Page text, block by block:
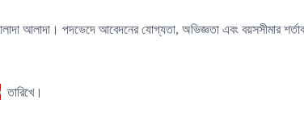
আলাদা। পদভেদে আবেদনের যোগ্যতা, অভিজ্ঞতা এবং বয়সসীমার
তারিখে।